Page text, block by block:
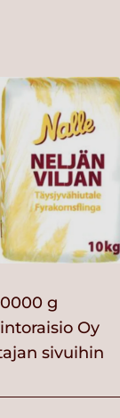
g
Oy
sivuihin